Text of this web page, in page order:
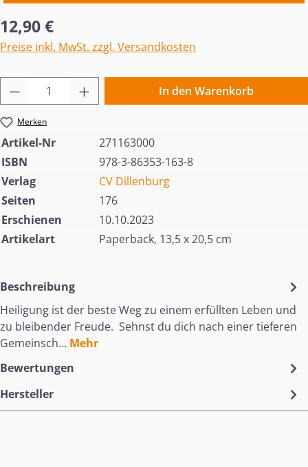
Regulärer Preis:
12,90 €
Preise inkl. MwSt. zzgl. Versandkosten
Produkt Anzahl: Gib den gewünschten
In den Warenkorb
Merken
Artikel-Nr
271163000
ISBN
978-3-86353-163-8
Verlag
CV Dillenburg
Seiten
176
Erschienen
10.10.2023
Artikelart
Paperback, 13,5 x 20,5 cm
Beschreibung
Heiligung ist der beste Weg zu einem erfüllten Leben und
zu bleibender Freude. Sehnst du dich nach einer tieferen
Gemeinsch… Mehr
Bewertungen
Hersteller